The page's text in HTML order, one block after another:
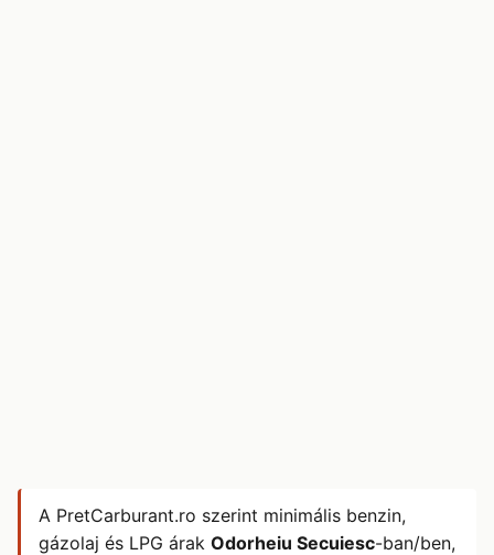
A PretCarburant.ro szerint minimális benzin,
gázolaj és LPG árak Odorheiu Secuiesc-ban/ben,